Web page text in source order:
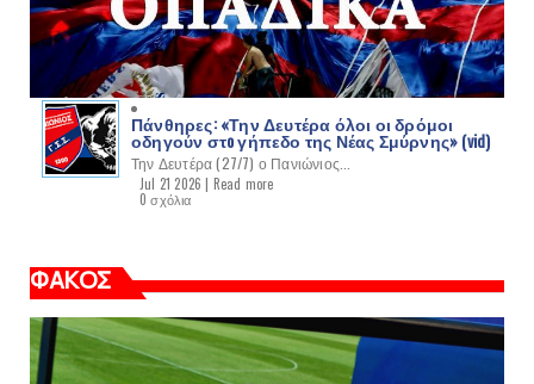
Πάνθηρες: «Την Δευτέρα όλοι οι δρόμοι
οδηγούν στo γήπεδο της Νέας Σμύρνης» (vid)
Την Δευτέρα (27/7) ο Πανιώνιος...
Jul 21 2026 | Read more
0 σχόλια
ΦΑΚΟΣ